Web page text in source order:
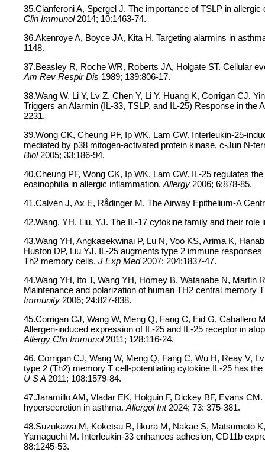
35.Cianferoni A, Spergel J. The importance of TSLP in
Clin Immunol 2014; 10:1463-74.
36.Akenroye A, Boyce JA, Kita H. Targeting alarmins in
1148.
37.Beasley R, Roche WR, Roberts JA, Holgate ST. Cellular
Am Rev Respir Dis 1989; 139:806-17.
38.Wang W, Li Y, Lv Z, Chen Y, Li Y, Huang K, Corrigan CJ,
Triggers an Alarmin (IL-33, TSLP, and IL-25) Response in
2231.
39.Wong CK, Cheung PF, Ip WK, Lam CW. Interleukin-25-
mediated by p38 mitogen-activated protein kinase, c-Jun N-
Biol2005; 33:186-94.
40.Cheung PF, Wong CK, Ip WK, Lam CW. IL-25 regulates
eosinophilia in allergic inflammation. Allergy 2006; 6:878-85.
41.Calvén J, Ax E, Rådinger M. The Airway Epithelium-A
42.Wang, YH, Liu, YJ. The IL-17 cytokine family and their role
43.Wang YH, Angkasekwinai P, Lu N, Voo KS, Arima K,
Huston DP, Liu YJ. IL-25 augments type 2 immune
Th2 memory cells. J Exp Med 2007; 204:1837-47.
44.Wang YH, Ito T, Wang YH, Homey B, Watanabe N,
Maintenance and polarization of human TH2 central
Immunity 2006; 24:827-838.
45.Corrigan CJ, Wang W, Meng Q, Fang C, Eid G, Caballero
Allergen-induced expression of IL-25 and IL-25 receptor in
Allergy Clin Immunol 2011; 128:116-24.
46. Corrigan CJ, Wang W, Meng Q, Fang C, Wu H, Reay V,
type 2 (Th2) memory T cell-potentiating cytokine IL-25 has
U S A 2011; 108:1579-84.
47.Jaramillo AM, Vladar EK, Holguin F, Dickey BF, Evans
hypersecretion in asthma. Allergol Int2024; 73: 375-381.
48.Suzukawa M, Koketsu R, Iikura M, Nakae S, Matsumoto
Yamaguchi M. Interleukin-33 enhances adhesion, CD11b
88:1245-53.